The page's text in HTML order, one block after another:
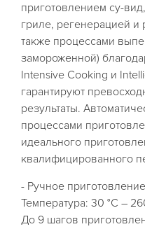
приготовлением су-
гриле, регенерацией и
также процессами
замороженной)
Intensive Cooking и
гарантируют
результаты.
процессами
идеального
квалифицированного
- Ручное
Температура: 30 °C –
До 9 шагов